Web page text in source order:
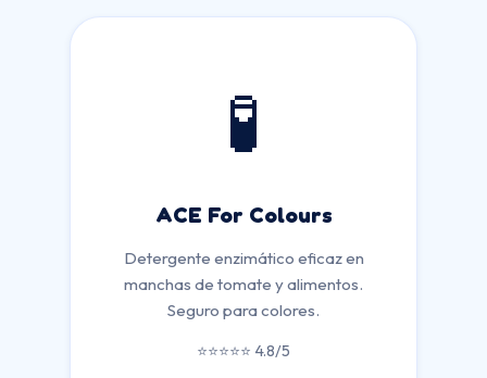
🧪
ACE For Colours
Detergente enzimático eficaz en
manchas de tomate y alimentos.
Seguro para colores.
⭐⭐⭐⭐⭐ 4.8/5